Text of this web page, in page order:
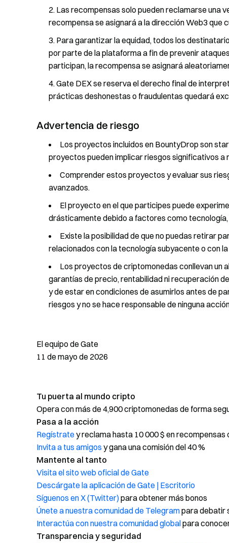
Las recompensas solo pueden reclamarse una
recompensa se asignará a la dirección Web3 que
Para garantizar la equidad, todos los
por parte de la plataforma a fin de prevenir
participan, la recompensa se asignará
Gate DEX se reserva el derecho final de
prácticas deshonestas o fraudulentas quedará
Advertencia de riesgo
Los proyectos incluidos en BountyDrop son
proyectos pueden implicar riesgos significativos
Comprender estos proyectos y evaluar sus
avanzados.
El proyecto en el que participes puede
drásticamente debido a factores como
Existe la posibilidad de que no puedas retirar
relacionados con la tecnología subyacente o con
Los proyectos de criptomonedas conllevan un
garantías de precio, rentabilidad ni recuperación
y de estar en condiciones de asumirlos antes de
riesgos y no se hace responsable de ninguna
El equipo de Gate
11 de mayo de 2026
Tu puerta al mundo cripto
Opera con más de 4,900 criptomonedas de forma
Pasa a la acción
Regístratey reclama hasta 10 000 $ en recompensas
Invita a tus amigos y gana una comisión del 40 %
Mantente al tanto
Visita el sito web oficial de Gate
Descárgate la aplicación de Gate | Escritorio
Síguenos en X (Twitter)para obtener más bonos
Únete a nuestra comunidad de Telegrampara debatir
Interactúa con nuestra comunidad globalpara
Transparencia y seguridad